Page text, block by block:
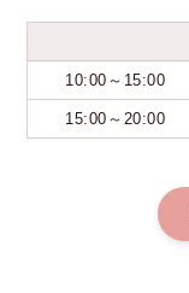
10:00～15:00
15:00～20:00